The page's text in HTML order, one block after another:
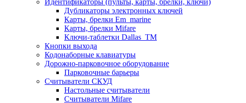
Идентификаторы (пульты, карты, брелки, ключи)
Дубликаторы электронных ключей
Карты, брелки Em_marine
Карты, брелки Mifare
Ключи-таблетки Dallas_TM
Кнопки выхода
Кодонаборные клавиатуры
Дорожно-парковочное оборудование
Парковочные барьеры
Считыватели СКУД
Настольные считыватели
Считыватели Mifare